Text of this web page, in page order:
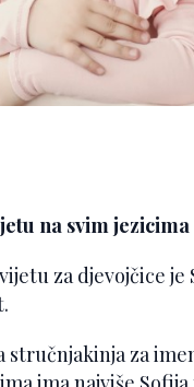
na svim jezicima
za djevojčice je
za